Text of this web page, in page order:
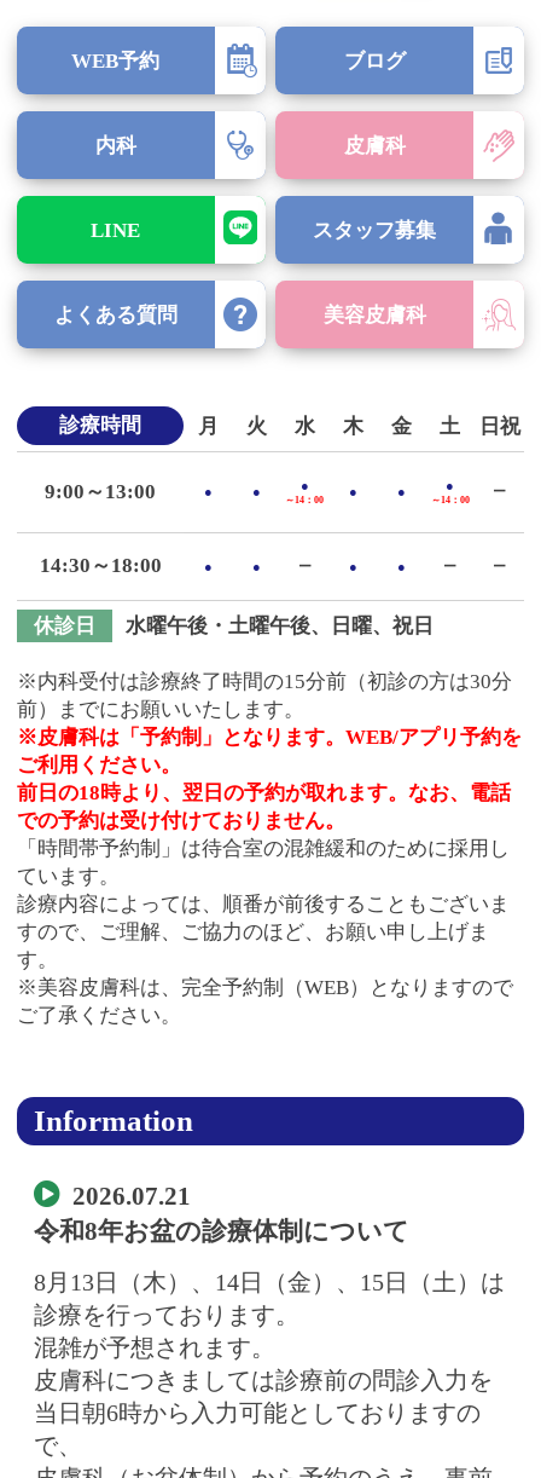
診療時間 月 火 水 木 金 土 日祝
9:00～13:00 ● ● ●
～14：00
● ● ●
～14：00
ー
14:30～18:00 ● ● ー ● ● ー ー
休診日 水曜午後・土曜午後、日曜、祝日
※内科受付は診療終了時間の15分前（初診の方は30分
前）までにお願いいたします。
※皮膚科は「予約制」となります。WEB/アプリ予約を
ご利用ください。
前日の18時より、翌日の予約が取れます。なお、電話
での予約は受け付けておりません。
「時間帯予約制」は待合室の混雑緩和のために採用し
ています。
診療内容によっては、順番が前後することもございま
すので、ご理解、ご協力のほど、お願い申し上げま
す。
※美容皮膚科は、完全予約制（WEB）となりますので
ご了承ください。
Information
2026.07.21
令和8年お盆の診療体制について
8月13日（木）、14日（金）、15日（土）は
診療を行っております。
混雑が予想されます。
皮膚科につきましては診療前の問診入力を
当日朝6時から入力可能としておりますの
で、
WEB予約 ブログ
内科 皮膚科
LINE スタッフ募集
よくある質問 美容皮膚科